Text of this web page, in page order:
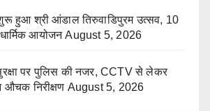
हुआ श्री आंडाल तिरुवाडिपुरम उत्सव, 10
आयोजन August 5, 2026
पर पुलिस की नजर, CCTV से लेकर
निरीक्षण August 5, 2026